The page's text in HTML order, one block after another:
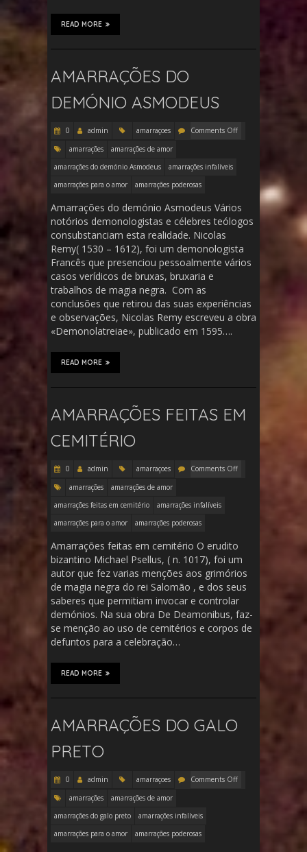
READ MORE
AMARRAÇÕES DO
DEMÓNIO ASMODEUS
0 admin amarraçoes
Comments Off
amarrações
amarrações de amor
amarrações do demónio Asmodeus
amarrações infalíveis
amarrações para o amor
amarrações poderosas
Amarrações do demónio Asmodeus Vários
notórios demonologistas e célebres teólogos
consubstanciam esta realidade. Nicolas
Remy( 1530 – 1612), foi um demonologista
Francês que presenciou pessoalmente vários
casos verídicos de bruxas, bruxaria e
trabalhos de magia negra. Com as
conclusões que retirou das suas experiências
e observações, Nicolas Remy escreveu a obra
«Demonolatreiae», publicado em 1595….
READ MORE
AMARRAÇÕES FEITAS EM
CEMITÉRIO
0 admin amarraçoes
Comments Off
amarrações
amarrações de amor
amarrações feitas em cemitério
amarrações infalíveis
amarrações para o amor
amarrações poderosas
Amarrações feitas em cemitério O erudito
bizantino Michael Psellus, ( n. 1017), foi um
autor que fez varias menções aos grimórios
de magia negra do rei Salomão , e dos seus
saberes que permitiam invocar e controlar
demónios. Na sua obra De Deamonibus, faz-
se menção ao uso de cemitérios e corpos de
defuntos para a celebração…
READ MORE
AMARRAÇÕES DO GALO
PRETO
0 admin amarraçoes
Comments Off
amarrações
amarrações de amor
amarrações do galo preto
amarrações infalíveis
amarrações para o amor
amarrações poderosas